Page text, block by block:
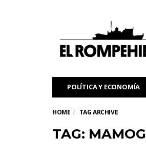
POLÍTICA Y ECONOMÍA
HOME TAG ARCHIVE
TAG: